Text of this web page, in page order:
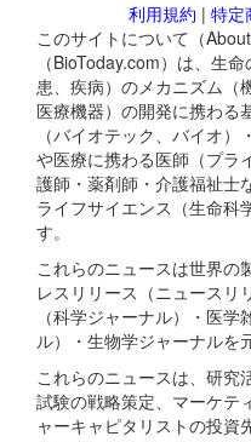
利用規約 | 特定
このサイトについて（
（BioToday.com）は、生
患、疾病）のメカニズム（
医療機器）の開発に携わる
（バイオテック、バイオ
や医療に携わる医師（プラ
護師・薬剤師・介護福祉士
ライフサイエンス（生命科
す。
これらのニュースは世界の
レスリリース（ニュースリ
（科学ジャーナル）・医
ル）・生物学ジャーナルを
これらのニュースは、研究
試験の戦略策定、マーケテ
ャーキャピタリストの投資